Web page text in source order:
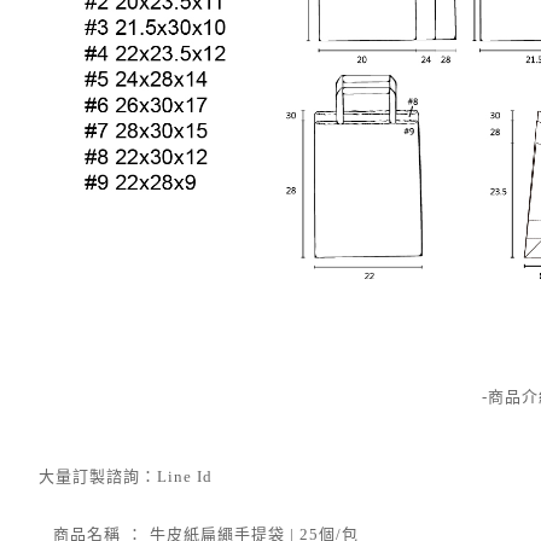
-商品
大量訂製諮詢：Line Id
商品名稱 ： 牛皮紙扁繩手提袋 | 25個/包